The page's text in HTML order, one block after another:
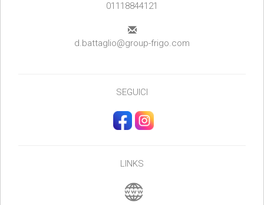
01118844121
d.battaglio@group-frigo.com
SEGUICI
LINKS